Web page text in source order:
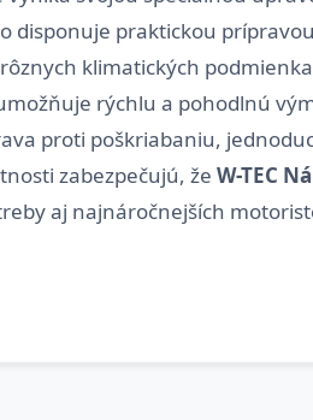
disponuje praktickou
klimatických
rýchlu a pohodlnú
proti poškriabaniu,
zabezpečujú, že W-TEC